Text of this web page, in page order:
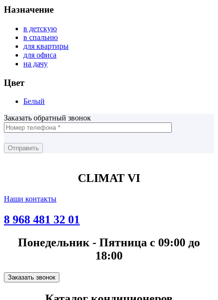
Назначение
в детскую
в спальню
для квартиры
для офиса
на дачу
Цвет
Белый
Заказать обратный звонок
CLIMAT VI
Наши контакты
8 968 481 32 01
Понедельник - Пятница с 09:00 до
18:00
Заказать звонок